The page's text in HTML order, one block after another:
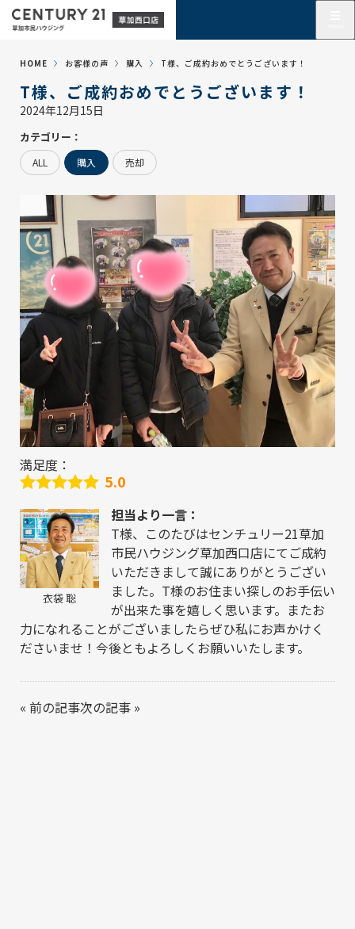
HOME お客様の声 購入 T様、ご成約おめでとうございます！
T様、ご成約おめでとうございます！
2024年12月15日
カテゴリー：
ALL 購入 売却
満足度：
5.0
衣袋 聡
担当より一言：
T様、このたびはセンチュリー21草加
市民ハウジング草加西口店にてご成約
いただきまして誠にありがとうござい
ました。T様のお住まい探しのお手伝い
が出来た事を嬉しく思います。またお
力になれることがございましたらぜひ私にお声かけく
ださいませ！今後ともよろしくお願いいたします。
« 前の記事次の記事 »